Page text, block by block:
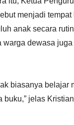
menjadi
anak secara
warga dewasa
biasanya belajar
buku,” jelas